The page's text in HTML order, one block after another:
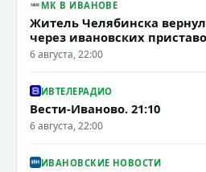
МК В ИВАНОВЕ
Житель Челябинска
через ивановских
6 августа, 22:00
ИВТЕЛЕРАДИО
Вести-Иваново. 21:10
6 августа, 22:00
ИВАНОВСКИЕ НОВОСТИ